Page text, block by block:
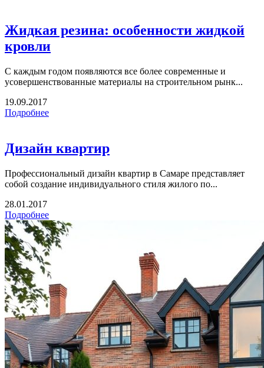
Жидкая резина: особенности жидкой
кровли
С каждым годом появляются все более современные и
усовершенствованные материалы на строительном рынк...
19.09.2017
Подробнее
Дизайн квартир
Профессиональный дизайн квартир в Самаре представляет
собой создание индивидуального стиля жилого по...
28.01.2017
Подробнее